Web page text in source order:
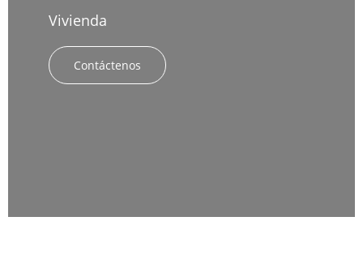
Vivienda
Contáctenos